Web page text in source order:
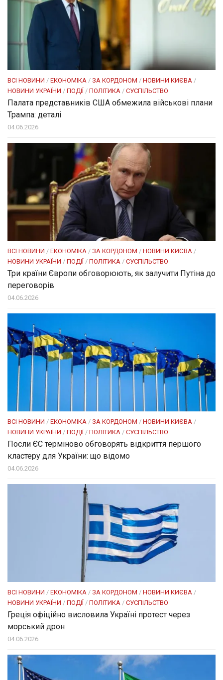
ВСІ НОВИНИ / ЕКОНОМІКА / ЗА КОРДОНОМ / НОВИНИ КИЄВА /
НОВИНИ УКРАЇНИ / ПОДІЇ / ПОЛІТИКА / СУСПІЛЬСТВО
Палата представників США обмежила військові плани
Трампа: деталі
04.06.2026
ВСІ НОВИНИ / ЕКОНОМІКА / ЗА КОРДОНОМ / НОВИНИ КИЄВА /
НОВИНИ УКРАЇНИ / ПОДІЇ / ПОЛІТИКА / СУСПІЛЬСТВО
Три країни Європи обговорюють, як залучити Путіна до
переговорів
04.06.2026
ВСІ НОВИНИ / ЕКОНОМІКА / ЗА КОРДОНОМ / НОВИНИ КИЄВА /
НОВИНИ УКРАЇНИ / ПОДІЇ / ПОЛІТИКА / СУСПІЛЬСТВО
Посли ЄC терміново обговорять відкриття першого
кластеру для України: що відомо
04.06.2026
ВСІ НОВИНИ / ЕКОНОМІКА / ЗА КОРДОНОМ / НОВИНИ КИЄВА /
НОВИНИ УКРАЇНИ / ПОДІЇ / ПОЛІТИКА / СУСПІЛЬСТВО
Греція офіційно висловила Україні протест через
морський дрон
04.06.2026